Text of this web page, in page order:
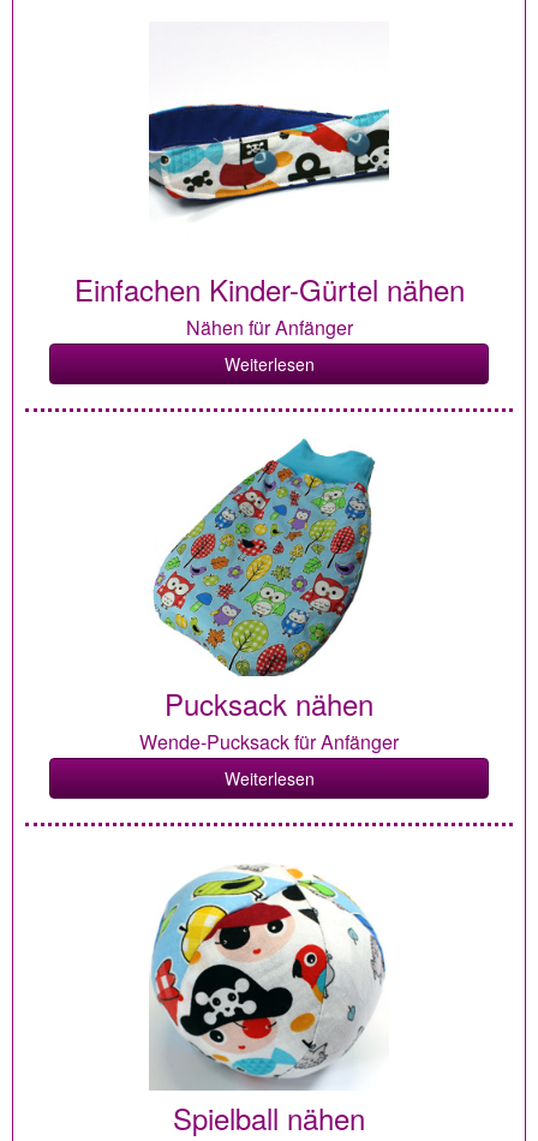
Einfachen Kinder-Gürtel nähen
Nähen für Anfänger
Weiterlesen
Pucksack nähen
Wende-Pucksack für Anfänger
Weiterlesen
Spielball nähen